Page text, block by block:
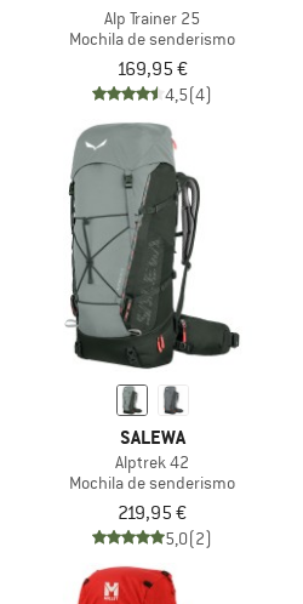
Alp Trainer 25
Mochila de senderismo
169,95 €
4,5(4)
SALEWA
Alptrek 42
Mochila de senderismo
219,95 €
5,0(2)